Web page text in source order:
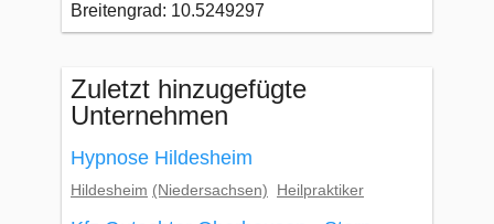
Breitengrad: 10.5249297
Zuletzt hinzugefügte
Unternehmen
Hypnose Hildesheim
Hildesheim (Niedersachsen) Heilpraktiker